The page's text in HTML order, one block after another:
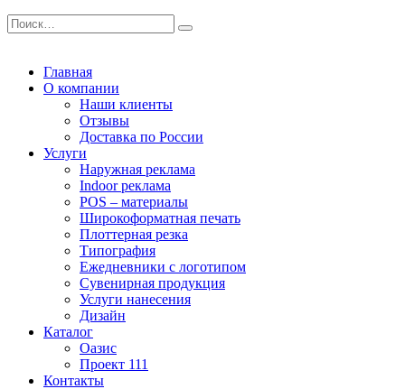
Главная
О компании
Наши клиенты
Отзывы
Доставка по России
Услуги
Наружная реклама
Indoor реклама
POS – материалы
Широкоформатная печать
Плоттерная резка
Типография
Ежедневники с логотипом
Сувенирная продукция
Услуги нанесения
Дизайн
Каталог
Оазис
Проект 111
Контакты